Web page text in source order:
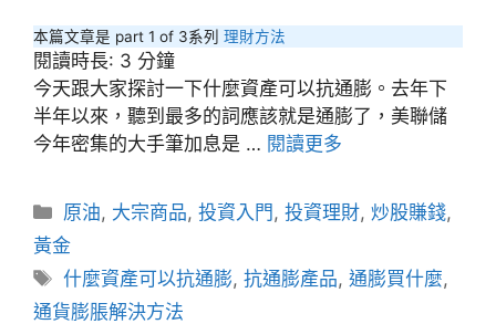
本篇文章是 part 1 of 3系列 理財方法
閱讀時長: 3 分鐘
今天跟大家探討一下什麼資產可以抗通膨。去年下
半年以來，聽到最多的詞應該就是通膨了，美聯儲
今年密集的大手筆加息是 … 閱讀更多
分
類
原油, 大宗商品,投資入門 ,投資理財,炒股賺錢,
黃金
標
籤
什麼資產可以抗通膨,抗通膨產品,通膨買什麼,
通貨膨脹解決方法